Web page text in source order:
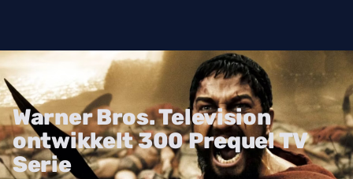
Warner Bros. Television
ontwikkelt 300 Prequel TV
Serie